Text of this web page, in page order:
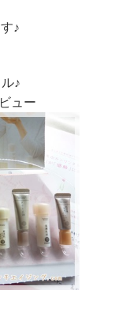
♪
♪
ュー